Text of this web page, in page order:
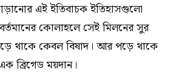
এই ইতিবাচক ইতিহাসগুলো
কোলাহলে সেই মিলনের সুর
থাকে কেবল বিষাদ। আর পড়ে থাকে
ব্রিগেড ময়দান।